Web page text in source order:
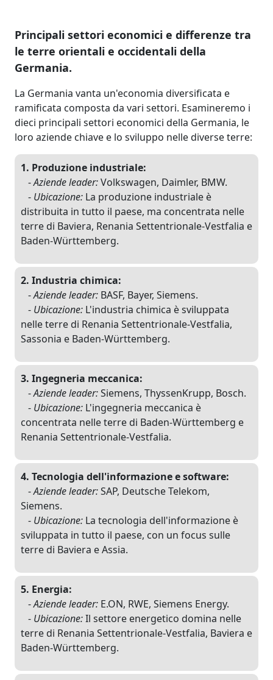
Principali settori economici e differenze tra
le terre orientali e occidentali della
Germania.
La Germania vanta un'economia diversificata e
ramificata composta da vari settori. Esamineremo i
dieci principali settori economici della Germania, le
loro aziende chiave e lo sviluppo nelle diverse terre:
1. Produzione industriale:
-Aziende leader:Volkswagen, Daimler, BMW.
- Ubicazione: La produzione industriale è
distribuita in tutto il paese, ma concentrata nelle
terre di Baviera, Renania Settentrionale-Vestfalia e
Baden-Württemberg.
2. Industria chimica:
-Aziende leader: BASF, Bayer, Siemens.
- Ubicazione: L'industria chimica è sviluppata
nelle terre di Renania Settentrionale-Vestfalia,
Sassonia e Baden-Württemberg.
3. Ingegneria meccanica:
-Aziende leader:Siemens, ThyssenKrupp, Bosch.
- Ubicazione: L'ingegneria meccanica è
concentrata nelle terre di Baden-Württemberg e
Renania Settentrionale-Vestfalia.
4. Tecnologia dell'informazione e software:
-Aziende leader:SAP, Deutsche Telekom,
Siemens.
- Ubicazione: La tecnologia dell'informazione è
sviluppata in tutto il paese, con un focus sulle
terre di Baviera e Assia.
5. Energia:
-Aziende leader: E.ON, RWE, Siemens Energy.
- Ubicazione:Il settore energetico domina nelle
terre di Renania Settentrionale-Vestfalia, Baviera e
Baden-Württemberg.